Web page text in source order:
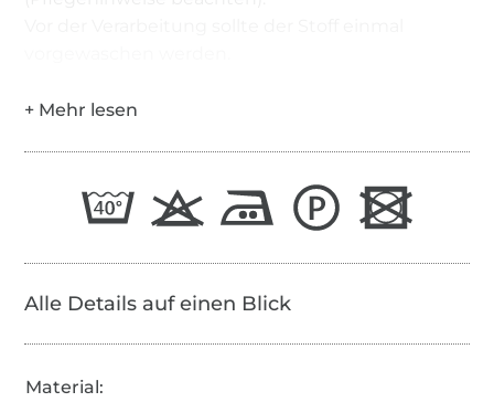
Alle Details auf einen Blick
Material: